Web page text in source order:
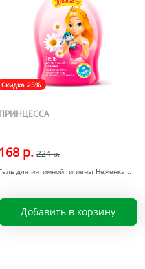
Скидка 25%
ПРИНЦЕССА
168 р. 224 р.
Гель для интимной гигиены Неженка
Добавить в корзину